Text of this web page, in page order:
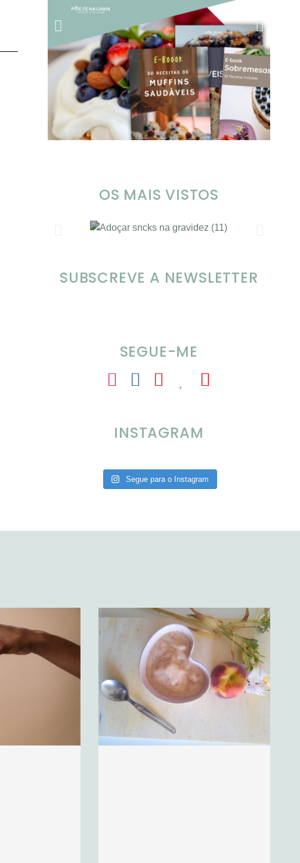
OS MAIS VISTOS
SOMP (SOP): 5 Ideias de Pequenos
SUBSCREVE A NEWSLETTER
SEGUE-ME
INSTAGRAM
Segue para o Instagram